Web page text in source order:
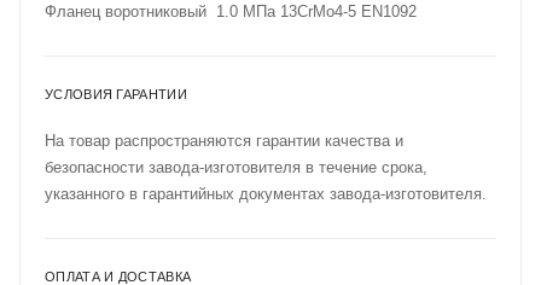
Фланец воротниковый 1.0 МПа 13CrMo4-5 EN1092
УСЛОВИЯ ГАРАНТИИ
На товар распространяются гарантии качества и
безопасности завода-изготовителя в течение срока,
указанного в гарантийных документах завода-изготовителя.
ОПЛАТА И ДОСТАВКА